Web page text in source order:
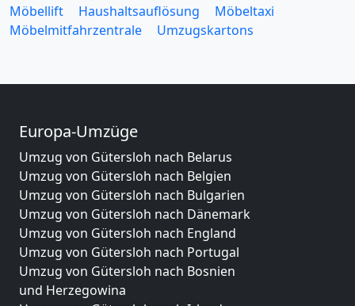
Möbellift
Haushaltsauflösung
Möbeltaxi
Möbelmitfahrzentrale
Umzugskartons
Europa-Umzüge
Umzug von Gütersloh nach Belarus
Umzug von Gütersloh nach Belgien
Umzug von Gütersloh nach Bulgarien
Umzug von Gütersloh nach Dänemark
Umzug von Gütersloh nach England
Umzug von Gütersloh nach Portugal
Umzug von Gütersloh nach Bosnien
und Herzegowina